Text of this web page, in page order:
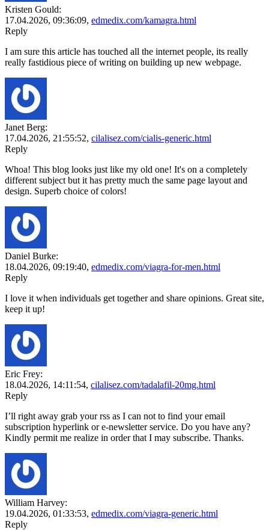
Kristen Gould:
17.04.2026, 09:36:09, edmedix.com/kamagra.html
Reply
I am sure this article has touched all the internet people, its really
really fastidious piece of writing on building up new webpage.
Janet Berg:
17.04.2026, 21:55:52, cilalisez.com/cialis-generic.html
Reply
Whoa! This blog looks just like my old one! It's on a completely
different subject but it has pretty much the same page layout and
design. Superb choice of colors!
Daniel Burke:
18.04.2026, 09:19:40, edmedix.com/viagra-for-men.html
Reply
I love it when individuals get together and share opinions. Great site,
keep it up!
Eric Frey:
18.04.2026, 14:11:54, cilalisez.com/tadalafil-20mg.html
Reply
I’ll right away grab your rss as I can not to find your email
subscription hyperlink or e-newsletter service. Do you have any?
Kindly permit me realize in order that I may subscribe. Thanks.
William Harvey:
19.04.2026, 01:33:53, edmedix.com/viagra-generic.html
Reply